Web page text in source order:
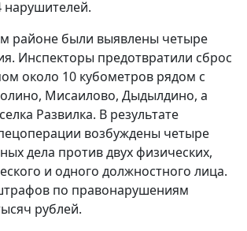
районе были выявлены четыре
Инспекторы предотвратили сброс
около 10 кубометров рядом с
Мисаилово, Дыдылдино, а
Развилка. В результате
возбуждены четыре
дела против двух физических,
и одного должностного лица.
по правонарушениям
рублей.